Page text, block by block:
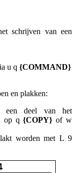
schrijven van een
u q {COMMAND}
en plakken:
een deel van het
op q {COPY} ofw
worden met L 9